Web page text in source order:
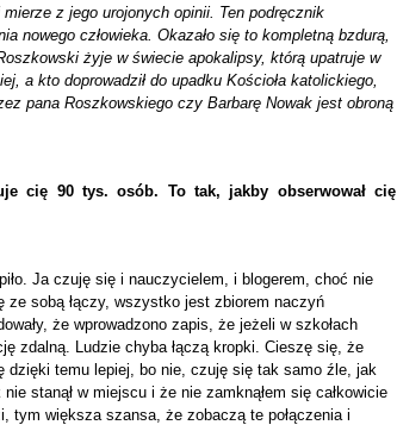
z jego urojonych opinii. Ten podręcznik
nowego człowieka. Okazało się to kompletną bzdurą,
żyje w świecie apokalipsy, którą upatruje w
a kto doprowadził do upadku Kościoła katolickiego,
pana Roszkowskiego czy Barbarę Nowak jest obroną
cię 90 tys. osób. To tak, jakby obserwował cię
Ja czuję się i nauczycielem, i blogerem, choć nie
sobą łączy, wszystko jest zbiorem naczyń
że wprowadzono zapis, że jeżeli w szkołach
zdalną. Ludzie chyba łączą kropki. Cieszę się, że
temu lepiej, bo nie, czuję się tak samo źle, jak
stanął w miejscu i że nie zamknąłem się całkowicie
tym większa szansa, że zobaczą te połączenia i